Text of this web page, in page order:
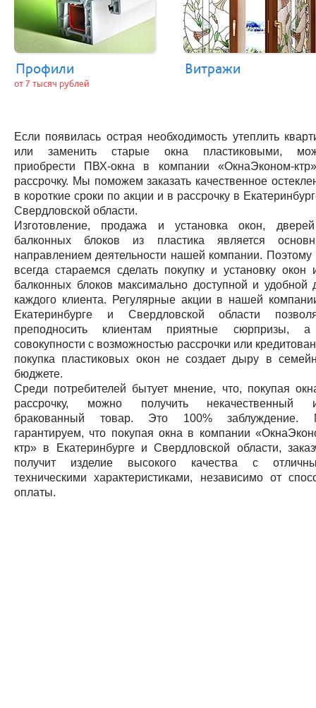
Профили
от 7 тысяч рублей
Витражи
Если появилась острая необходимость утеплить
или заменить старые окна пластиковыми,
приобрести ПВХ-окна в компании «ОкнаЭконом-
рассрочку. Мы поможем заказать качественное
в короткие сроки по акции и в рассрочку в
Свердловской области.
Изготовление, продажа и установка окон,
балконных блоков из пластика является
направлением деятельности нашей компании.
всегда стараемся сделать покупку и установку окон
балконных блоков максимально доступной и удобной
каждого клиента. Регулярные акции в нашей
Екатеринбурге и Свердловской области
преподносить клиентам приятные сюрпризы,
совокупности с возможностью рассрочки или
покупка пластиковых окон не создает дыру в
бюджете.
Среди потребителей бытует мнение, что, покупая
рассрочку, можно получить некачественный
бракованный товар. Это 100% заблуждение.
гарантируем, что покупая окна в компании
ктр» в Екатеринбурге и Свердловской области,
получит изделие высокого качества с
техническими характеристиками, независимо от
оплаты.